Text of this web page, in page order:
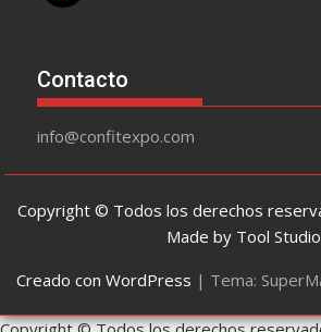
Contacto
info@confitexpo.com
Copyright © Todos los derechos
Made by Tool Studio
Creado con WordPress | Tema: